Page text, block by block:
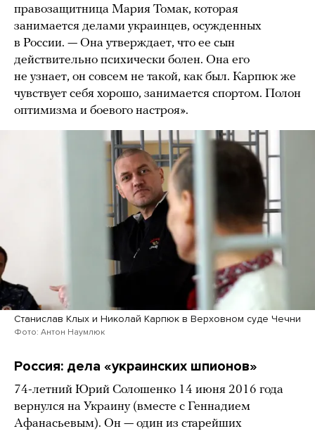
правозащитница Мария Томак, которая
занимается делами украинцев, осужденных
в России. — Она утверждает, что ее сын
действительно психически болен. Она его
не узнает, он совсем не такой, как был. Карпюк же
чувствует себя хорошо, занимается спортом. Полон
оптимизма и боевого настроя».
Станислав Клых и Николай Карпюк в Верховном суде Чечни
Фото: Антон Наумлюк
Россия: дела «украинских шпионов»
74-летний Юрий Солошенко 14 июня 2016 года
вернулся на Украину (вместе с Геннадием
Афанасьевым). Он — один из старейших